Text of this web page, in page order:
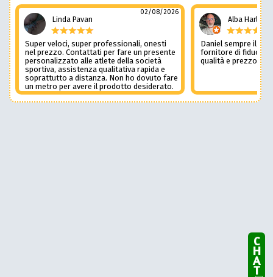
CHAT
Linda Pavan
02/08/2026
Super veloci, super professionali, onesti
nel prezzo. Contattati per fare un presente
personalizzato alle atlete della società
sportiva, assistenza qualitativa rapida e
soprattutto a distanza. Non ho dovuto fare
un metro per avere il prodotto desiderato.
Una assistenza del genere è rara e
preziosa. Credo li contatterò ancora in
Alba Harley
Daniel sempre il
fornitore di fiducia
qualità e prezzo